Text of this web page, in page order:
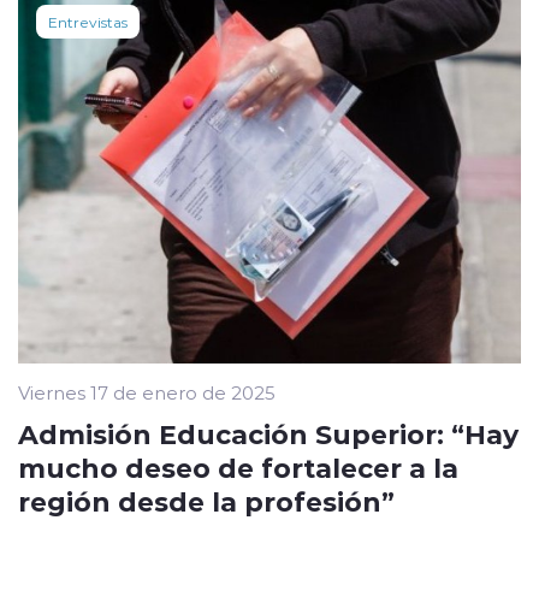
Entrevistas
Viernes 17 de enero de 2025
Admisión Educación Superior: “Hay
mucho deseo de fortalecer a la
región desde la profesión”